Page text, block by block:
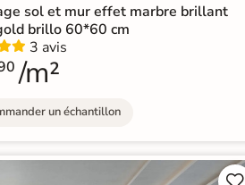
sol et mur effet marbre brillant
brillo 60*60 cm
3 avis
/m²
un échantillon

